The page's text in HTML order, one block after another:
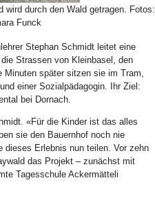
durch den Wald getragen. Fotos:
Funck
Stephan Schmidt leitet eine
Strassen von Kleinbasel, den
Minuten später sitzen sie im Tram,
einer Sozialpädagogin. Ihr Ziel:
bei Dornach.
«Für die Kinder ist das alles
sie den Bauernhof noch nie
dieses Erlebnis nun teilen. Vor zehn
das Projekt – zunächst mit
Tagesschule Ackermätteli